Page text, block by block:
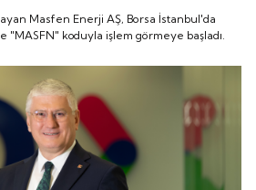
görmeye başladı.
Masfen Enerji AŞ, Borsa İstanbul'da
koduyla işlem görmeye başladı.